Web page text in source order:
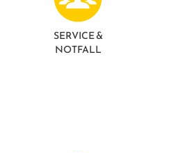
ANSPRECHPARTNER
GESUNDE GEMEINDE
SERVICE &
NOTFALL